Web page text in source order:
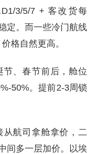
3/5/7 + 客改货每
定。而一些冷门航线
格自然更高。
节、春节前后，舱位
50%。提前2-3周锁
从航司拿舱拿价，二
间多一层加价。以埃